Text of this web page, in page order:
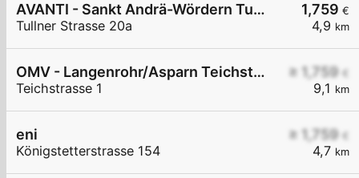
1,759 €
4,9 km
AVANTI - Sankt Andrä-Wördern Tullner Straße 20a
Tullner Strasse 20a
≥ 1,759 €
9,1 km
OMV - Langenrohr/Asparn Teichstraße 1
Teichstrasse 1
≥ 1,759 €
4,7 km
eni
Königstetterstrasse 154